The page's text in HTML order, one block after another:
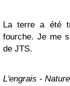
La terre a été
fourche. Je me
de JTS.
L'engrais -